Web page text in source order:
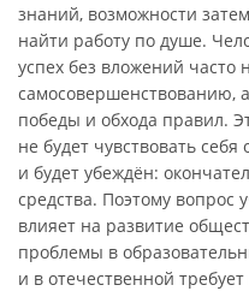
знаний, возможности
найти работу по душе.
успех без вложений часто
самосовершенствованию,
победы и обхода правил.
не будет чувствовать
и будет убеждён:
средства. Поэтому вопрос
влияет на развитие
проблемы в
и в отечественной